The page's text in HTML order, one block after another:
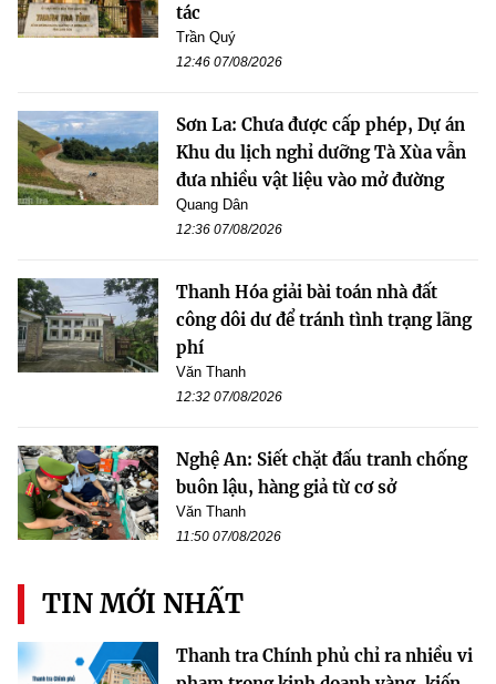
tác
Trần Quý
12:46 07/08/2026
Sơn La: Chưa được cấp phép, Dự án
Khu du lịch nghỉ dưỡng Tà Xùa vẫn
đưa nhiều vật liệu vào mở đường
Quang Dân
12:36 07/08/2026
Thanh Hóa giải bài toán nhà đất
công dôi dư để tránh tình trạng lãng
phí
Văn Thanh
12:32 07/08/2026
Nghệ An: Siết chặt đấu tranh chống
buôn lậu, hàng giả từ cơ sở
Văn Thanh
11:50 07/08/2026
TIN MỚI NHẤT
Thanh tra Chính phủ chỉ ra nhiều vi